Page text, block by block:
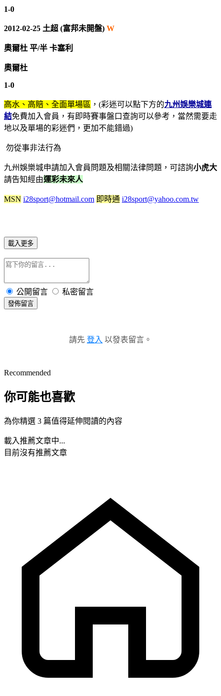
1-0
2012-02-25 土超 (富邦未開盤) W
奧爾杜 平/半 卡塞利
奧爾杜
1-0
高水、高賠、全面單場區 ，(彩迷可以點下方的九州娛樂城連
結免費加入會員，有即時賽事盤口查詢可以參考，當然需要走
地以及單場的彩迷們，更加不能錯過)
勿從事非法行為
九州娛樂城申請加入會員問題及相關法律問題，可諮詢小虎大
請告知經由運彩未來人
MSN i28sport@hotmail.com 即時通 i28sport@yahoo.com.tw
載入更多
公開留言 私密留言
發佈留言
請先 登入 以發表留言。
Recommended
你可能也喜歡
為你精選 3 篇值得延伸閱讀的內容
載入推薦文章中...
目前沒有推薦文章